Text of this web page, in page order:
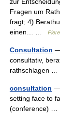
Fragen um
fragt; 4)
einen… …
Consultation —
consultativ,
rathschlagen …
consultation —
setting face to
(conference) …